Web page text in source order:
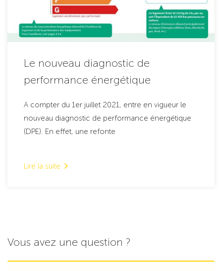
Le nouveau diagnostic de
performance énergétique
A compter du 1er juillet 2021, entre en vigueur le
nouveau diagnostic de performance énergétique
(DPE). En effet, une refonte
Lire la suite
Vous avez une question ?